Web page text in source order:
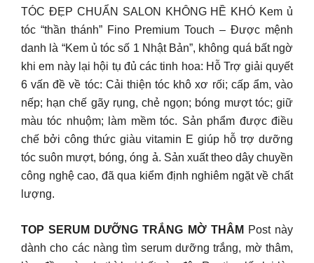
TÓC ĐẸP CHUẨN SALON KHÔNG HỀ KHÓ Kem ủ
tóc “thần thánh” Fino Premium Touch – Được mệnh
danh là “Kem ủ tóc số 1 Nhật Bản”, không quá bất ngờ
khi em này lại hội tụ đủ các tinh hoa: Hỗ Trợ giải quyết
6 vấn đề về tóc: Cải thiện tóc khô xơ rối; cấp ẩm, vào
nếp; hạn chế gãy rụng, chẻ ngọn; bóng mượt tóc; giữ
màu tóc nhuộm; làm mềm tóc. Sản phẩm được điều
chế bởi công thức giàu vitamin E giúp hỗ trợ dưỡng
tóc suôn mượt, bóng, óng ả. Sản xuất theo dây chuyền
công nghệ cao, đã qua kiểm định nghiêm ngặt về chất
lượng.
TOP SERUM DƯỠNG TRẮNG MỜ THÂM Post này
dành cho các nàng tìm serum dưỡng trắng, mờ thâm,